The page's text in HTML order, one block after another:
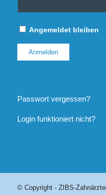
Angemeldet bleiben
Passwort vergessen?
Login funktioniert nicht?
© Copyright - ZIBS-